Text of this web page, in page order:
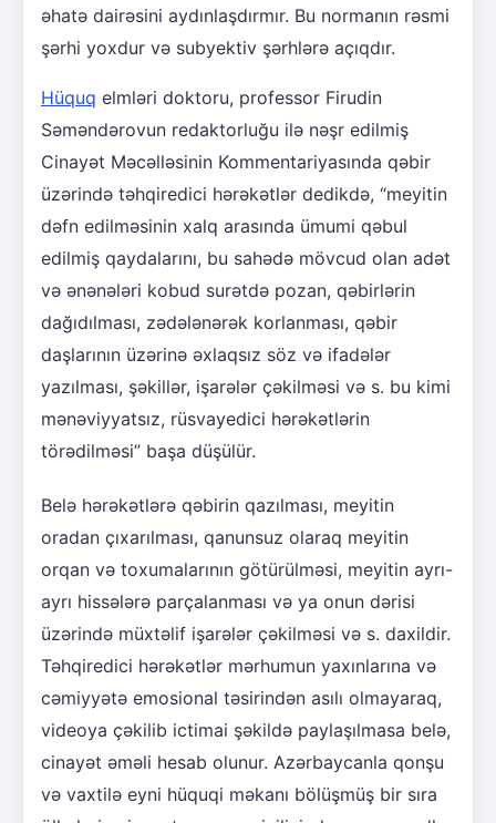
əhatə dairəsini aydınlaşdırmır. Bu normanın rəsmi
şərhi yoxdur və subyektiv şərhlərə açıqdır.
Hüquq elmləri doktoru, professor Firudin
Səməndərovun redaktorluğu ilə nəşr edilmiş
Cinayət Məcəlləsinin Kommentariyasında qəbir
üzərində təhqiredici hərəkətlər dedikdə, “meyitin
dəfn edilməsinin xalq arasında ümumi qəbul
edilmiş qaydalarını, bu sahədə mövcud olan adət
və ənənələri kobud surətdə pozan, qəbirlərin
dağıdılması, zədələnərək korlanması, qəbir
daşlarının üzərinə əxlaqsız söz və ifadələr
yazılması, şəkillər, işarələr çəkilməsi və s. bu kimi
mənəviyyatsız, rüsvayedici hərəkətlərin
törədilməsi” başa düşülür.
Belə hərəkətlərə qəbirin qazılması, meyitin
oradan çıxarılması, qanunsuz olaraq meyitin
orqan və toxumalarının götürülməsi, meyitin ayrı-
ayrı hissələrə parçalanması və ya onun dərisi
üzərində müxtəlif işarələr çəkilməsi və s. daxildir.
Təhqiredici hərəkətlər mərhumun yaxınlarına və
cəmiyyətə emosional təsirindən asılı olmayaraq,
videoya çəkilib ictimai şəkildə paylaşılmasa belə,
cinayət əməli hesab olunur. Azərbaycanla qonşu
və vaxtilə eyni hüquqi məkanı bölüşmüş bir sıra